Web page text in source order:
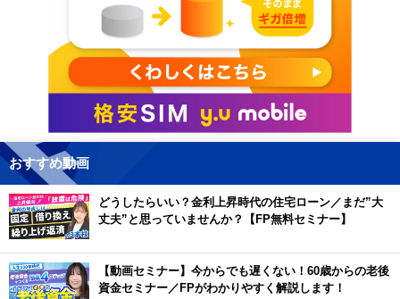
おすすめ動画
どうしたらいい？金利上昇時代の住宅ローン／まだ”大
丈夫”と思っていませんか？【FP無料セミナー】
【動画セミナー】今からでも遅くない！60歳からの老後
資金セミナー／FPがわかりやすく解説します！